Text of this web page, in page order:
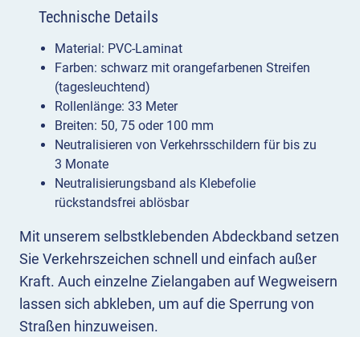
Mit unserem selbstklebenden Abdeckband setzen
Sie Verkehrszeichen schnell und einfach außer
Kraft. Auch einzelne Zielangaben auf Wegweisern
lassen sich abkleben, um auf die Sperrung von
Straßen hinzuweisen.
Technische Details
Material: PVC-Laminat
Farben: schwarz mit orangefarbenen Streifen
(tagesleuchtend)
Rollenlänge: 33 Meter
Breiten: 50, 75 oder 100 mm
Neutralisieren von Verkehrsschildern für bis zu
3 Monate
Neutralisierungsband als Klebefolie
rückstandsfrei ablösbar